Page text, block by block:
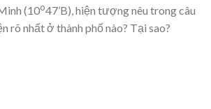
(10o47’B), hiện tượng nêu trong câu
rõ nhất ở thành phố nào? Tại sao?